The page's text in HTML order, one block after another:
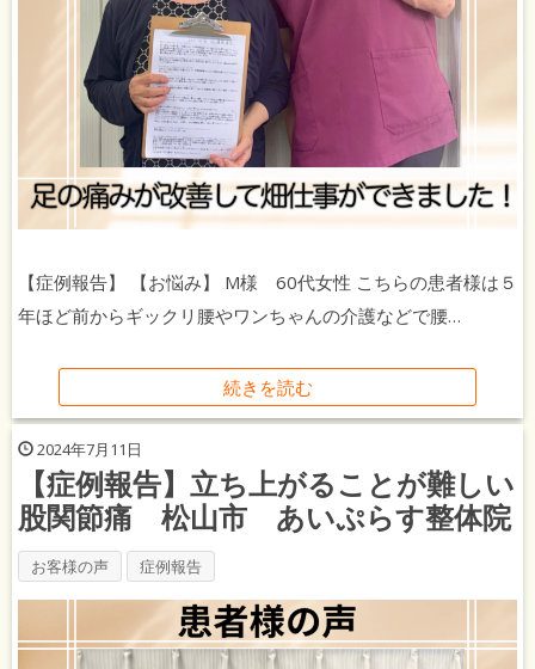
【症例報告】 【お悩み】 M様 60代女性 こちらの患者様は５
年ほど前からギックリ腰やワンちゃんの介護などで腰…
続きを読む
2024年7月11日
【症例報告】立ち上がることが難しい
股関節痛 松山市 あいぷらす整体院
お客様の声 症例報告